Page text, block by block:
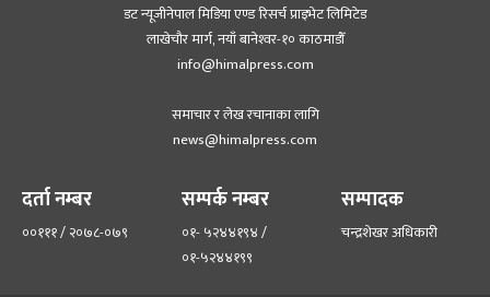
डट न्यूजीनेपाल मिडिया एण्ड रिसर्च प्राइभेट लिमिटेड
लाखेचौर मार्ग, नयाँ बानेश्‍वर-१० काठमाडौँ
info@himalpress.com
समाचार र लेख रचानाका लागि
news@himalpress.com
दर्ता नम्बर
००१११ / २०७८-०७९
सम्पर्क नम्बर
०१- ५२४४१९४ /
०१-५२४४१९९
सम्पादक
चन्द्रशेखर अधिकारी